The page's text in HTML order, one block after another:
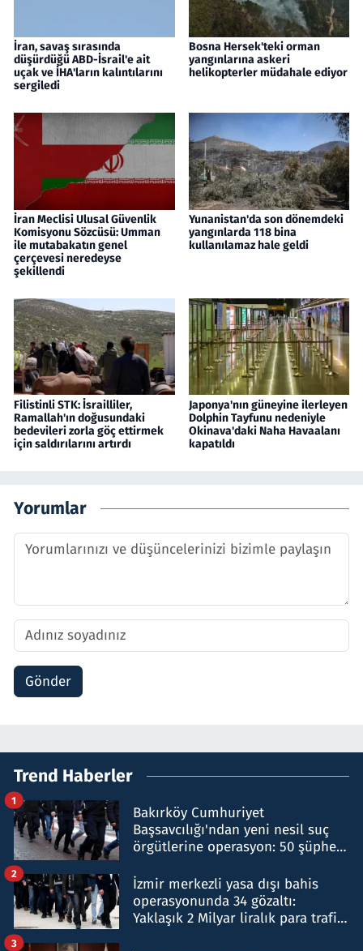
İran, savaş sırasında
düşürdüğü ABD-İsrail'e ait
uçak ve İHA'ların kalıntılarını
sergiledi
Bosna Hersek'teki orman
yangınlarına askeri
helikopterler müdahale ediyor
İran Meclisi Ulusal Güvenlik
Komisyonu Sözcüsü: Umman
ile mutabakatın genel
çerçevesi neredeyse
şekillendi
Yunanistan'da son dönemdeki
yangınlarda 118 bina
kullanılamaz hale geldi
Filistinli STK: İsrailliler,
Ramallah'ın doğusundaki
bedevileri zorla göç ettirmek
için saldırılarını artırdı
Japonya'nın güneyine ilerleyen
Dolphin Tayfunu nedeniyle
Okinava'daki Naha Havaalanı
kapatıldı
Yorumlar
Gönder
Trend Haberler
Bakırköy Cumhuriyet
Başsavcılığı'ndan yeni nesil suç
örgütlerine operasyon: 50 şüpheli
1
İzmir merkezli yasa dışı bahis
operasyonunda 34 gözaltı:
Yaklaşık 2 Milyar liralık para trafiği
2
3